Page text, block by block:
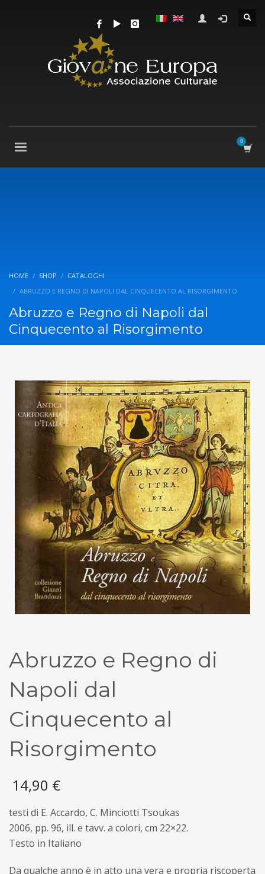
HOME SHOP
CATALOGHI
ABRUZZO E REGNO DI NAPOLI DAL CINQUECENTO AL RISORGIMENTO
Abruzzo e Regno di Napoli dal
Cinquecento al Risorgimento
Abruzzo e Regno di
Napoli dal
Cinquecento al
Risorgimento
14,90 €
testi di E. Accardo, C. Minciotti Tsoukas
2006, pp. 96, ill. e tavv. a colori, cm 22×22.
Testo in Italiano
Da qualche anno è in atto una vera e propria riscoperta